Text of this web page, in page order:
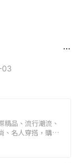
03
精品、流行潮流、
、名人穿搭，購物